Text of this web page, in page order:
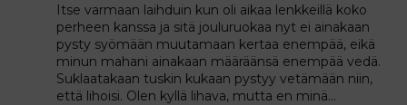
Itse varmaan laihduin kun oli aikaa lenkkeillä koko
perheen kanssa ja sitä jouluruokaa nyt ei ainakaan
pysty syömään muutamaan kertaa enempää, eikä
minun mahani ainakaan määräänsä enempää vedä.
Suklaatakaan tuskin kukaan pystyy vetämään niin,
että lihoisi. Olen kyllä lihava, mutta en minä...